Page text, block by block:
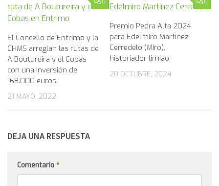
El Concello de Entrimo y la
CHMS arreglan las rutas de
A Boutureira y el Cobas
con una inversión de
168.000 euros
21 MAYO, 2022
Premio Pedra Alta 2024
para Edelmiro Martínez
Cerredelo (Miro),
historiador limiao
20 OCTUBRE, 2024
DEJA UNA RESPUESTA
Comentario *